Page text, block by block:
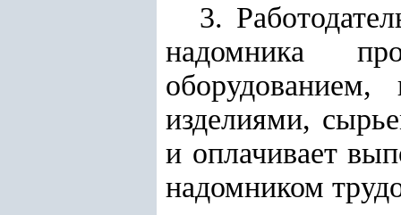
3.
надомника
изделиями,
и оплачивает
надомником